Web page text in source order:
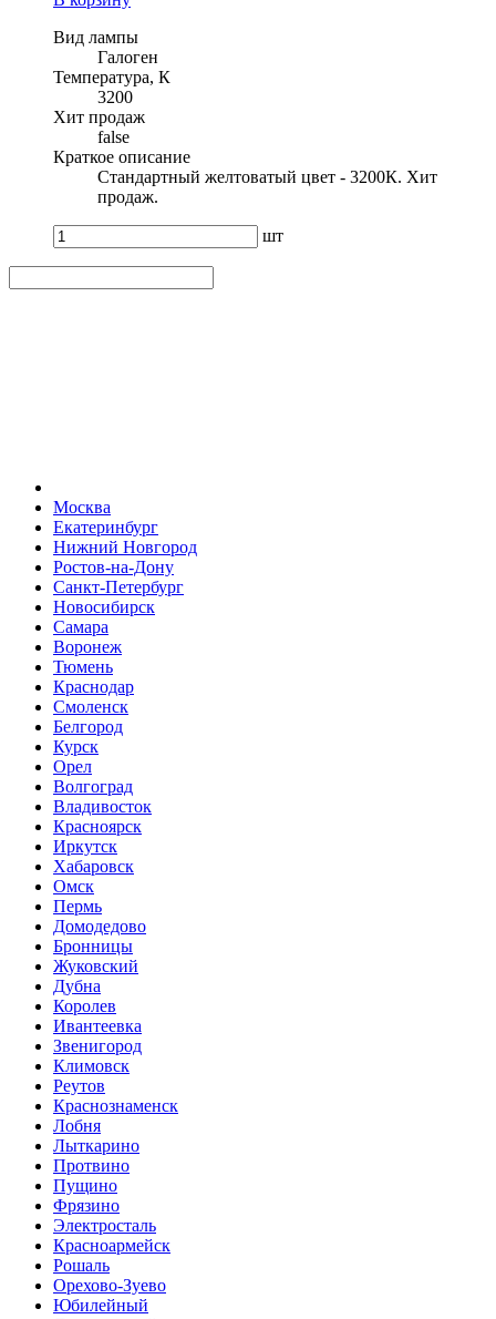
Вид лампы
Галоген
Температура, К
3200
Хит продаж
false
Краткое описание
Стандартный желтоватый цвет - 3200К. Хит
продаж.
шт
Москва
Екатеринбург
Нижний Новгород
Ростов-на-Дону
Санкт-Петербург
Новосибирск
Самара
Воронеж
Тюмень
Краснодар
Смоленск
Белгород
Курск
Орел
Волгоград
Владивосток
Красноярск
Иркутск
Хабаровск
Омск
Пермь
Домодедово
Бронницы
Жуковский
Дубна
Королев
Ивантеевка
Звенигород
Климовск
Реутов
Краснознаменск
Лобня
Лыткарино
Протвино
Пущино
Фрязино
Электросталь
Красноармейск
Рошаль
Орехово-Зуево
Юбилейный